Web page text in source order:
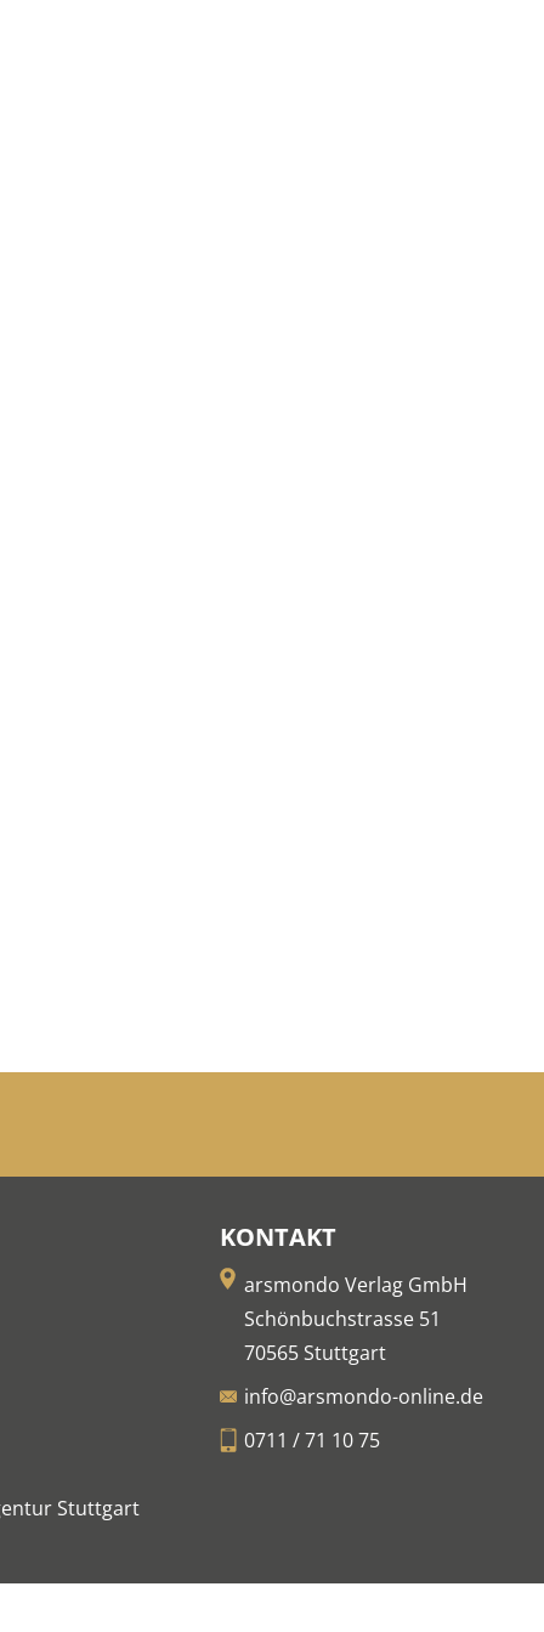
KONTAKT
arsmondo Verlag GmbH
Schönbuchstrasse 51
70565 Stuttgart
info@arsmondo-online.de
0711 / 71 10 75
Stuttgart